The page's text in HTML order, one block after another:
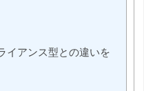
イアンス型との違いを